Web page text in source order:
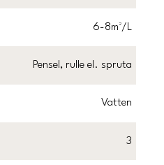
6-8m²/L
Pensel, rulle el. spruta
Vatten
3